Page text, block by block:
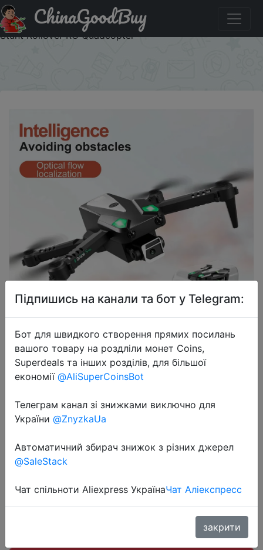
Придбати по знижці S125 Mini Drone HD Dual Camera
Intelligent Obstacle Avoidance Optical Flow Localization
Stunt Rollover RC Quadcopter
ChinaGoodBuy
2024-04-19
S125 Mini Drone HD Dual Camera
Intelligent Obstacle Avoidance
Rollover RC Quadcopter
$18.63
Sale
Підпишись на канали та бот у Telegram:
Бот для швидкого створення прямих посилань
вашого товару на роздліли монет Coins,
Superdeals та інших розділів, для більшої
економії @AliSuperCoinsBot
Телеграм канал зі знижками виключно для
України @ZnyzkaUa
Автоматичний збирач знижок з різних джерел
@SaleStack
Чат спільноти Aliexpress УкраїнаЧат Аліекспресс
закрити